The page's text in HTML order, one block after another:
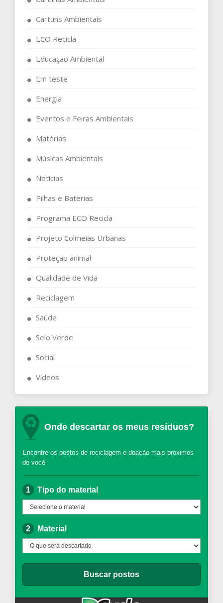
Cartuns Ambientais
ECO Recicla
Educação Ambiental
Em teste
Energia
Eventos e Feiras Ambientais
Matérias
Músicas Ambientais
Notícias
Pilhas e Baterias
Programa ECO Recicla
Projeto Colmeias Urbanas
Proteção animal
Qualidade de Vida
Reciclagem
Saúde
Selo Verde
Social
Vídeos